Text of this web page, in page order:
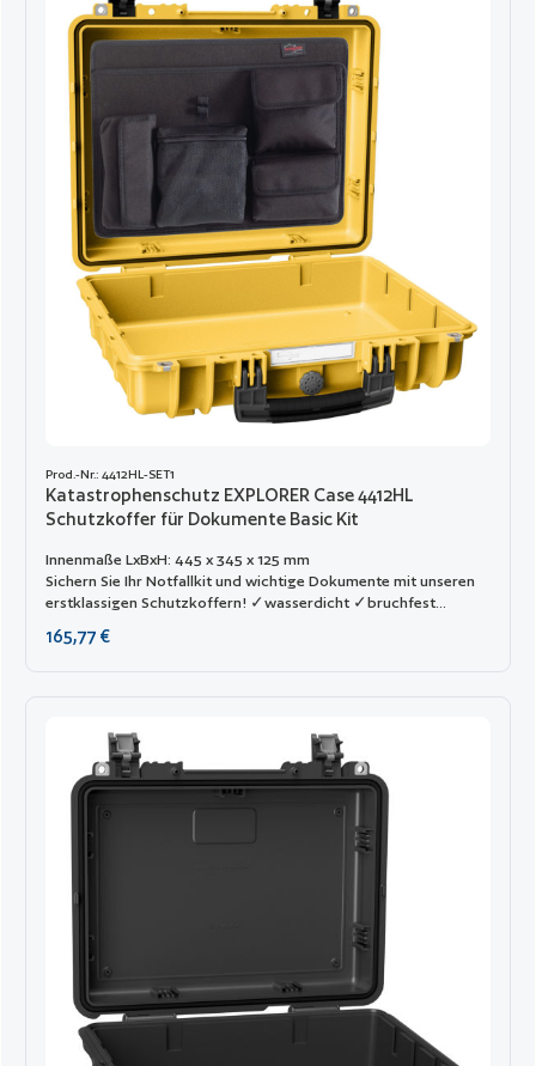
Prod.-Nr.: 4412HL-SET1
Katastrophenschutz EXPLORER Case 4412HL
Schutzkoffer für Dokumente Basic Kit
Innenmaße LxBxH: 445 x 345 x 125 mm
Sichern Sie Ihr Notfallkit und wichtige Dokumente mit unseren
erstklassigen Schutzkoffern! ✓wasserdicht ✓bruchfest
Regulärer Preis:
165,77 €